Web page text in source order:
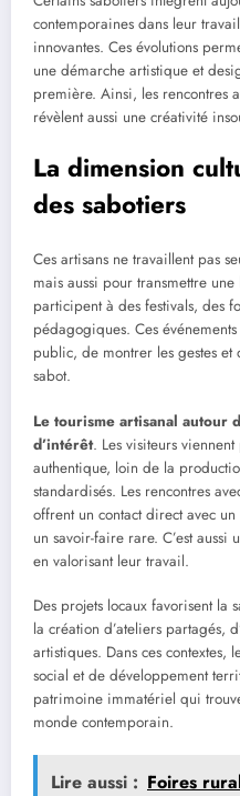
contemporaines dans leur
innovantes. Ces évolutions
une démarche artistique et
première. Ainsi, les rencontres
révèlent aussi une créativité
La dimension
des sabotiers
Ces artisans ne travaillent pas
mais aussi pour transmettre
participent à des festivals, des
pédagogiques. Ces
public, de montrer les gestes
sabot.
Le tourisme artisanal autour
d’intérêt. Les visiteurs
authentique, loin de la
standardisés. Les rencontres
offrent un contact direct avec
un savoir-faire rare. C’est aussi
en valorisant leur travail.
Des projets locaux favorisent la
la création d’ateliers partagés,
artistiques. Dans ces contextes,
social et de développement
patrimoine immatériel qui
monde contemporain.
Lire aussi : Foires